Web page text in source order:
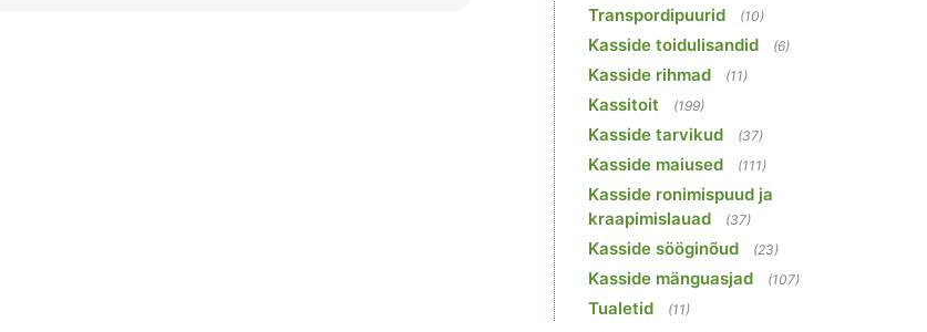
Transpordipuurid (10)
Kasside toidulisandid (6)
Kasside rihmad (11)
Kassitoit (199)
Kasside tarvikud (37)
Kasside maiused (111)
Kasside ronimispuud ja
kraapimislauad
(37)
Kasside sööginõud (23)
Kasside mänguasjad (107)
Tualetid (11)